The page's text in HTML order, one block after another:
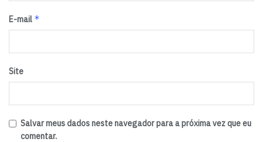
E-mail *
Site
Salvar meus dados neste navegador para a próxima vez que eu
comentar.